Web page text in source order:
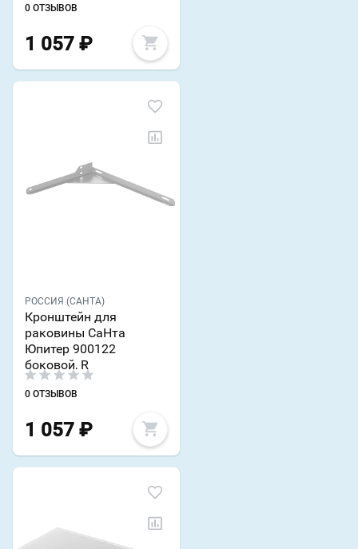
0 ОТЗЫВОВ
1 057 ₽
РОССИЯ (САНТА)
Кронштейн для
раковины СаНта
Юпитер 900122
боковой, R
0 ОТЗЫВОВ
1 057 ₽